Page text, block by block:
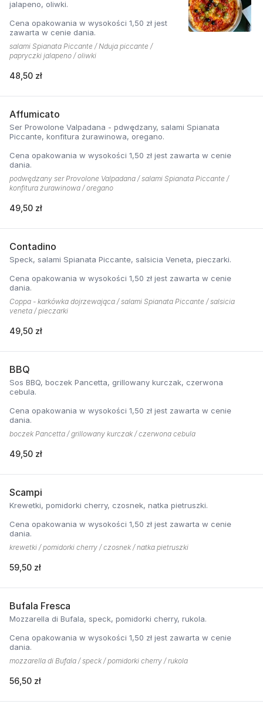
jalapeno, oliwki.
Cena opakowania w wysokości 1,50 zł jest
zawarta w cenie dania.
salami Spianata Piccante / Nduja piccante /
papryczki jalapeno / oliwki
48,50 zł
Affumicato
Ser Prowolone Valpadana - pdwędzany, salami Spianata
Piccante, konfitura żurawinowa, oregano.
Cena opakowania w wysokości 1,50 zł jest zawarta w cenie
dania.
podwędzany ser Provolone Valpadana / salami Spianata Piccante /
konfitura żurawinowa / oregano
49,50 zł
Contadino
Speck, salami Spianata Piccante, salsicia Veneta, pieczarki.
Cena opakowania w wysokości 1,50 zł jest zawarta w cenie
dania.
Coppa - karkówka dojrzewająca / salami Spianata Piccante / salsicia
veneta / pieczarki
49,50 zł
BBQ
Sos BBQ, boczek Pancetta, grillowany kurczak, czerwona
cebula.
Cena opakowania w wysokości 1,50 zł jest zawarta w cenie
dania.
boczek Pancetta / grillowany kurczak / czerwona cebula
49,50 zł
Scampi
Krewetki, pomidorki cherry, czosnek, natka pietruszki.
Cena opakowania w wysokości 1,50 zł jest zawarta w cenie
dania.
krewetki / pomidorki cherry / czosnek / natka pietruszki
59,50 zł
Bufala Fresca
Mozzarella di Bufala, speck, pomidorki cherry, rukola.
Cena opakowania w wysokości 1,50 zł jest zawarta w cenie
dania.
mozzarella di Bufala / speck / pomidorki cherry / rukola
56,50 zł